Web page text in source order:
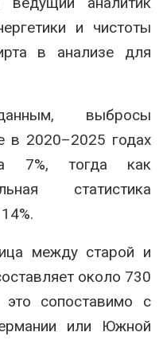
и чистоты
в анализе для
выбросы
в 2020–2025 годах
7%, тогда как
статистика
между старой и
около 730
сопоставимо с
или Южной